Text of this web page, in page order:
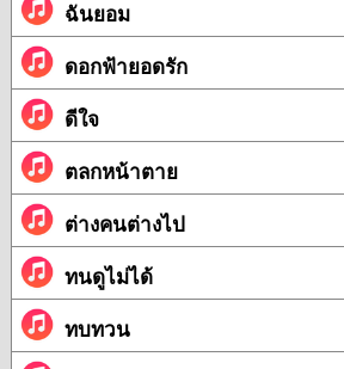
ฉันยอม
ดอกฟ้ายอดรัก
ดีใจ
ตลกหน้าตาย
ต่างคนต่างไป
ทนดูไม่ได้
ทบทวน